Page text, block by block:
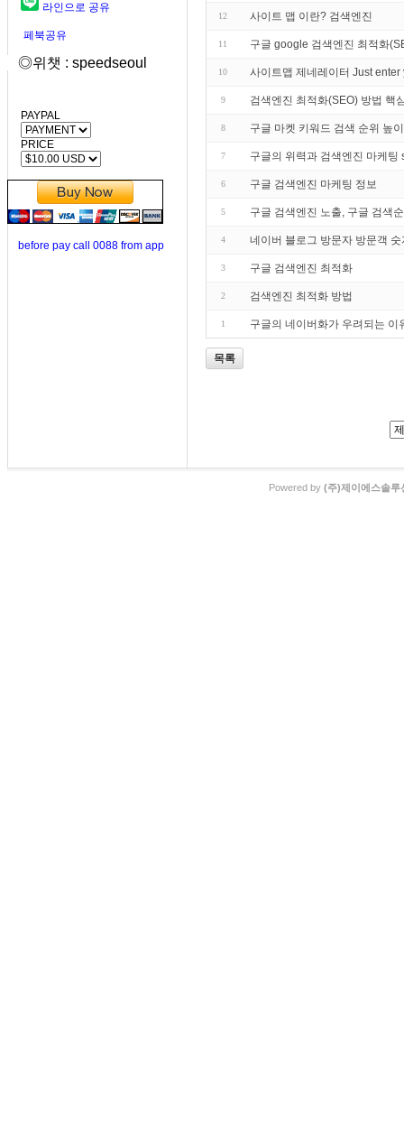
라인으로 공유
페북공유
◎위챗 : speedseoul
PAYPAL
PRICE
before pay call 0088 from app
12 사이트 맵 이란? 검색엔진
11 구글 google 검색엔진 최적화
10 사이트맵 제네레이터 Just
9 검색엔진 최적화(SEO) 방법 핵
8 구글 마켓 키워드 검색 순위 높
7 구글의 위력과 검색엔진 마케
6 구글 검색엔진 마케팅 정보
5 구글 검색엔진 노출, 구글 검색
4 네이버 블로그 방문자 방문객
3 구글 검색엔진 최적화
2 검색엔진 최적화 방법
1 구글의 네이버화가 우려되는 이
목록
Powered by (주)제이에스솔루